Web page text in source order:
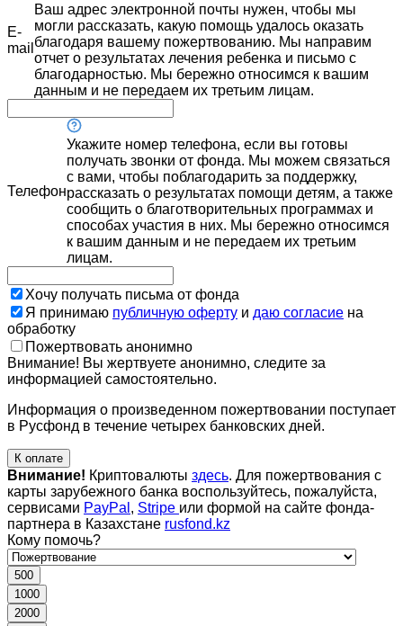
E-
mail
Ваш адрес электронной почты нужен, чтобы мы
могли рассказать, какую помощь удалось оказать
благодаря вашему пожертвованию. Мы направим
отчет о результатах лечения ребенка и письмо с
благодарностью. Мы бережно относимся к вашим
данным и не передаем их третьим лицам.
Телефон
Укажите номер телефона, если вы готовы
получать звонки от фонда. Мы можем связаться
с вами, чтобы поблагодарить за поддержку,
рассказать о результатах помощи детям, а также
сообщить о благотворительных программах и
способах участия в них. Мы бережно относимся
к вашим данным и не передаем их третьим
лицам.
Хочу получать письма от фонда
Я принимаю публичную оферту и даю согласие на
обработку
Пожертвовать анонимно
Внимание! Вы жертвуете анонимно, следите за
информацией самостоятельно.
Информация о произведенном пожертвовании поступает
в Русфонд в течение четырех банковских дней.
К оплате
Внимание! Криптовалюты здесь. Для пожертвования с
карты зарубежного банка воспользуйтесь, пожалуйста,
сервисами PayPal , Stripe или формой на сайте фонда-
партнера в Казахстане rusfond.kz
Кому помочь?
500
1000
2000